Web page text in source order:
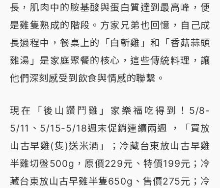
長，肌肉中的胺基酸與蛋白質達到最高峰，便
是雞隻熟成的階段。方家兄弟也回憶，自己成
長過程中，餐桌上的「白斬雞」和「香菇蒜頭
雞湯」是家庭聚餐的核心，這些傳統料理，讓
他們深刻感受到飲食與情感的聯繫。
現在「後山讚鬥雞」家樂福吃得到！5/8-
5/11、5/15-5/18週末促銷連續兩週 ，「買放
山古早雞(隻)送米酒」；冷藏台東放山古早雞
半雞切盤500g，原價229元、特價199元；冷
藏台東放山古早雞半隻650g、售價275元；冷